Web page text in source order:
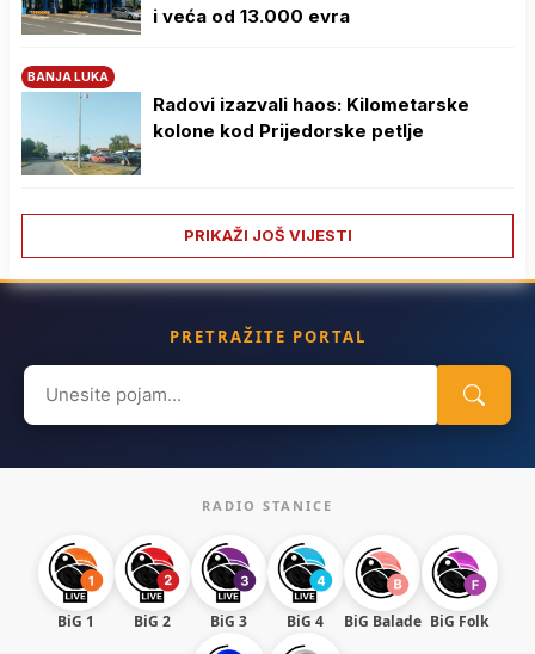
i veća od 13.000 evra
BANJA LUKA
Radovi izazvali haos: Kilometarske
kolone kod Prijedorske petlje
PRIKAŽI JOŠ VIJESTI
PRETRAŽITE PORTAL
Search
for:
RADIO STANICE
BiG 1 BiG 2 BiG 3 BiG 4 BiG Balade BiG Folk